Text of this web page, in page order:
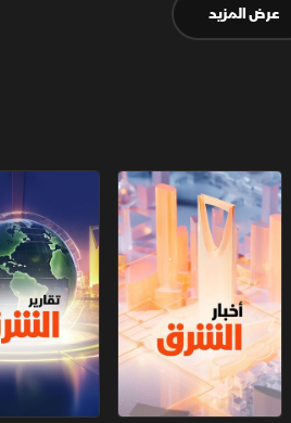
عرض المزيد
أخبار الشرق تقارير الشرق